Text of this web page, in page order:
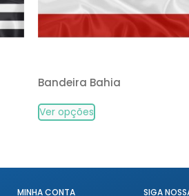
Bandeira Bahia
Ver opções
MINHA CONTA SIGA